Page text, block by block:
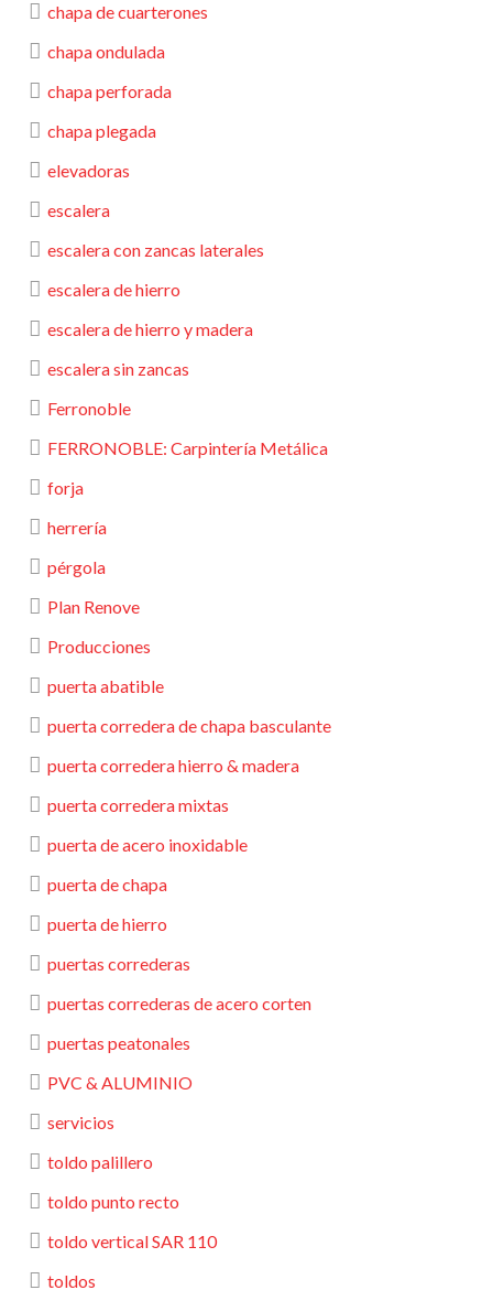
chapa de cuarterones
chapa ondulada
chapa perforada
chapa plegada
elevadoras
escalera
escalera con zancas laterales
escalera de hierro
escalera de hierro y madera
escalera sin zancas
Ferronoble
FERRONOBLE: Carpintería Metálica
forja
herrería
pérgola
Plan Renove
Producciones
puerta abatible
puerta corredera de chapa basculante
puerta corredera hierro & madera
puerta corredera mixtas
puerta de acero inoxidable
puerta de chapa
puerta de hierro
puertas correderas
puertas correderas de acero corten
puertas peatonales
PVC & ALUMINIO
servicios
toldo palillero
toldo punto recto
toldo vertical SAR 110
toldos